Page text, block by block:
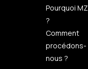
Pourquoi MZ
?
Comment
procédons-
nous ?